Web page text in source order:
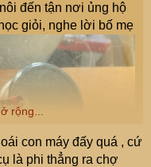
đến tận nơi ủng hộ
giỏi, nghe lời bố mẹ
rộng...
con máy đấy quá , cứ
là phi thẳng ra chợ